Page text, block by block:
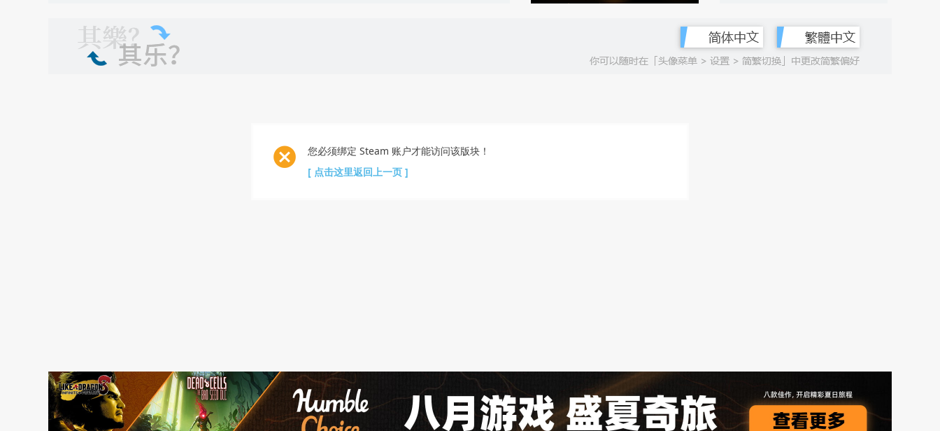
您必须绑定 Steam 账户才能访问该版块！
[ 点击这里返回上一页 ]